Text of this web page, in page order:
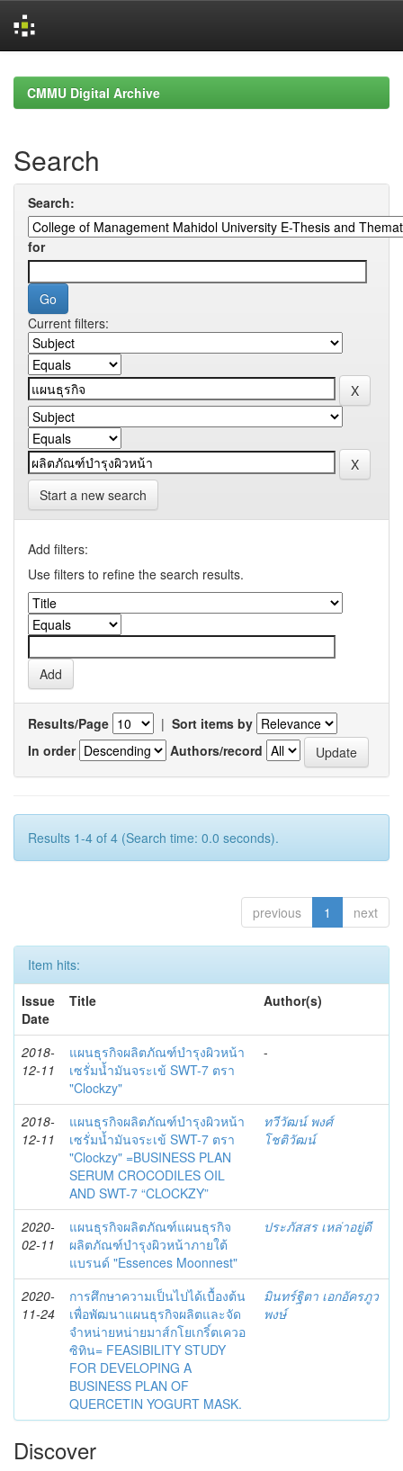
navigationCMMU Digital Archive
Search
Search:
for
Current filters:
Start a new search
Add filters:
Use filters to refine the search results.
Results/Page | Sort items by
In order
Authors/record
Results 1-4 of 4 (Search time: 0.0 seconds).
previous 1 next
Item hits:
Issue
Date
Title Author(s)
2018-
12-11
แผนธุรกิจผลิตภัณฑ์บำรุงผิวหน้า
เซรั่มน้ำมันจระเข้ SWT-7 ตรา
"Clockzy"
-
2018-
12-11
แผนธุรกิจผลิตภัณฑ์บำรุงผิวหน้า
เซรั่มน้ำมันจระเข้ SWT-7 ตรา
"Clockzy" =BUSINESS PLAN
SERUM CROCODILES OIL
AND SWT-7 “CLOCKZY”
ทวีวัฒน์ พงศ์
โชติวัฒน์
2020-
02-11
แผนธุรกิจผลิตภัณฑ์แผนธุรกิจ
ผลิตภัณฑ์บำรุงผิวหน้าภายใต้
แบรนด์ "Essences Moonnest"
ประภัสสร เหล่าอยู่ดี
2020-
11-24
การศึกษาความเป็นไปได้เบื้องต้น
เพื่อพัฒนาแผนธุรกิจผลิตและจัด
จำหน่ายหน่ายมาส์กโยเกริ์ตเควอ
ซิทิน= FEASIBILITY STUDY
FOR DEVELOPING A
BUSINESS PLAN OF
QUERCETIN YOGURT MASK.
มินทร์ฐิตา เอกอัครภูว
พงษ์
Discover